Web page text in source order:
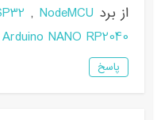
از برد NodeMCU
,
Arduino NANO RP2040
پاسخ